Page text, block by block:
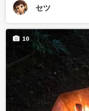
セツ
10